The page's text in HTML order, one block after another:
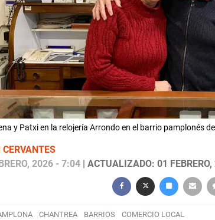
y Patxi en la relojería Arrondo en el barrio pamplonés
CERVANTES
2026 - 7:04| ACTUALIZADO: 01
CHANTREA BARRIOS COMERCIO LOCAL